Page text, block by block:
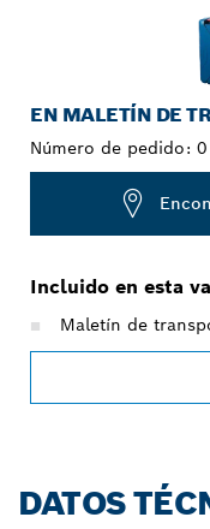
EN MALETÍN DE
Número de pedido:
Incluido en esta
Maletín de
DATOS